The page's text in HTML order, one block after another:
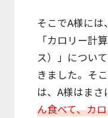
そこでA様に
「カロリー計
ス）」につい
きました。そ
は、A様はまさ
ん食べて、カ